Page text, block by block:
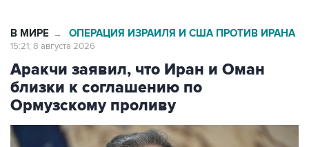
В МИРЕ → ОПЕРАЦИЯ ИЗРАИЛЯ И США ПРОТИВ ИРАНА
15:21, 8 августа 2026
Аракчи заявил, что Иран и Оман
близки к соглашению по
Ормузскому проливу